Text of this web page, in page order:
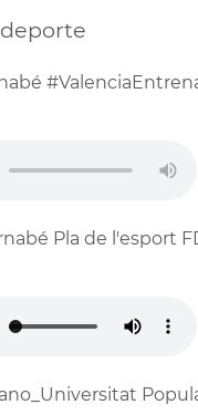
Pla de l'esport